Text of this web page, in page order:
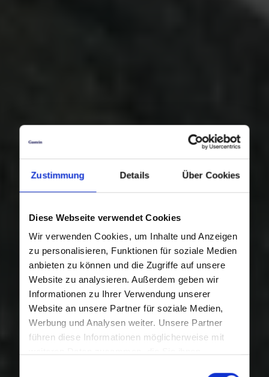
Zustimmung Details Über Cookies
Diese Webseite verwendet Cookies
Wir verwenden Cookies, um Inhalte und Anzeigen
zu personalisieren, Funktionen für soziale Medien
anbieten zu können und die Zugriffe auf unsere
Website zu analysieren. Außerdem geben wir
Informationen zu Ihrer Verwendung unserer
Website an unsere Partner für soziale Medien,
Werbung und Analysen weiter. Unsere Partner
führen diese Informationen möglicherweise mit